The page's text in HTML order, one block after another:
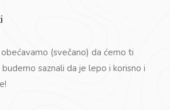
(svečano) da ćemo ti
saznali da je lepo i korisno i